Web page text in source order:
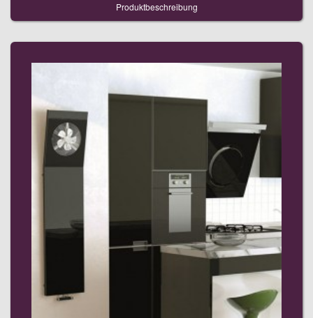
Produktbeschreibung